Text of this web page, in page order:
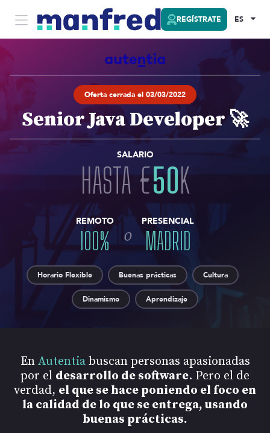
REGÍSTRATE ES
Oferta cerrada el 03/03/2022
Senior Java Developer 🚀
SALARIO
HASTA€50K
REMOTO
100% o
PRESENCIAL
MADRID
Horario Flexible Buenas prácticas Cultura
Dinamismo Aprendizaje
En Autentiabuscan personas apasionadas
por el desarrollo de software. Pero el de
verdad, el que se hace poniendo el foco en
la calidad de lo que se entrega, usando
buenas prácticas.